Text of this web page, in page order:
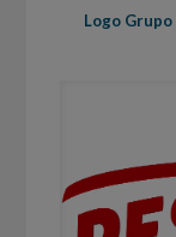
Logo Grupo